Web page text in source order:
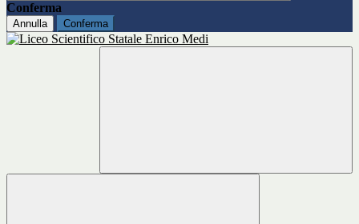
Conferma
Annulla Conferma